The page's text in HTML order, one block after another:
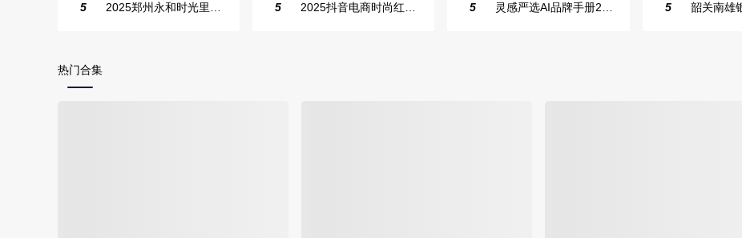
5 2025郑州永和时光里高校街舞大赛活动策划方案 5 2025抖音电商时尚红人之书 5 灵感严选AI品牌手册2025_9.0（下载原件更清晰） 5
热门合集